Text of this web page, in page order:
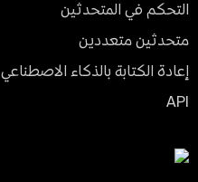
التحكم في المتحدثين
متحدثين متعددين
إعادة الكتابة بالذكاء الاصطناعي
API